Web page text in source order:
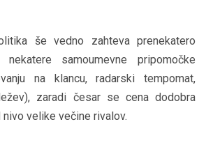
še vedno zahteva prenekatero
samoumevne pripomočke
na klancu, radarski tempomat,
zaradi česar se cena dodobra
velike večine rivalov.